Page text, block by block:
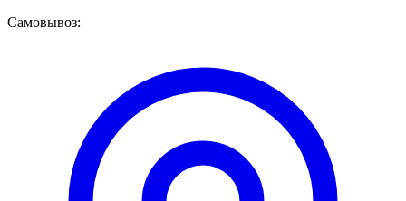
Самовывоз: